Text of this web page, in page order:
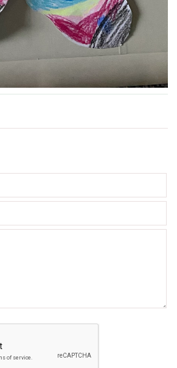
PODZIM
OBDOBÍ
LÉTO, PODZIM,ZIMA
TÉMA JARO
NA TÉMA LÉTO